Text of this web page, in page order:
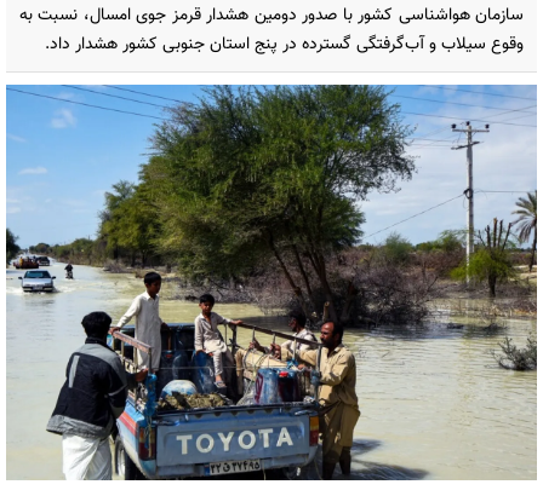
سازمان هواشناسی کشور با صدور دومین هشدار قرمز جوی امسال، نسبت به
وقوع سیلاب و آب‌گرفتگی گسترده در پنج استان جنوبی کشور هشدار داد.